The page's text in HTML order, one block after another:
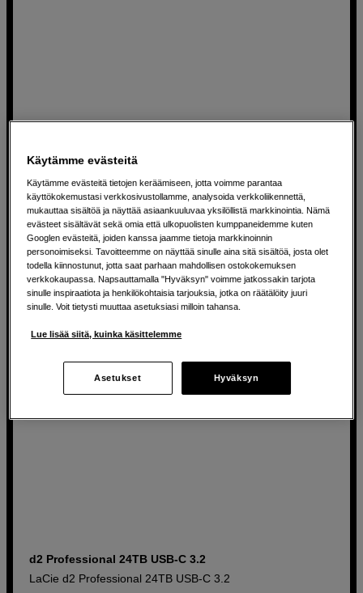
Nopea jopa 290MB/s tiedonsiirto
Alumiinirunko passiivisella jäähdytyksellä
5 vuoden takuu ja pelastuspalvelu
849 EUR
d2 Professional 24TB USB-C 3.2
LaCie d2 Professional 24TB USB-C 3.2
Käytämme evästeitä
Käytämme evästeitä tietojen keräämiseen, jotta voimme parantaa
käyttökokemustasi verkkosivustollamme, analysoida verkkoliikennettä,
mukauttaa sisältöä ja näyttää asiaankuuluvaa yksilöllistä markkinointia. Nämä
evästeet sisältävät sekä omia että ulkopuolisten kumppaneidemme kuten
Googlen evästeitä, joiden kanssa jaamme tietoja markkinoinnin
personoimiseksi. Tavoitteemme on näyttää sinulle aina sitä sisältöä, josta olet
todella kiinnostunut, jotta saat parhaan mahdollisen ostokokemuksen
verkkokaupassa. Napsauttamalla "Hyväksyn" voimme jatkossakin tarjota
sinulle inspiraatiota ja henkilökohtaisia tarjouksia, jotka on räätälöity juuri
sinulle. Voit tietysti muuttaa asetuksiasi milloin tahansa.
Lue lisää siitä, kuinka käsittelemme
Asetukset Hyväksyn